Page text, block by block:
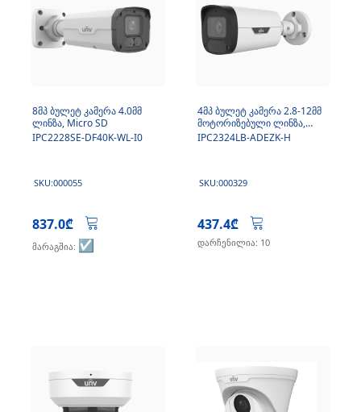
8მპ ბულეტ კამერა 4.0მმ
ლინზა, Micro SD
IPC2228SE-DF40K-WL-I0
SKU:000055
837.0₾
მარაგშია: ☑️
4მპ ბულეტ კამერა 2.8-12მმ
მოტორიზებული ლინზა,
Micro SD, მიკროფონი
IPC2324LB-ADEZK-H
SKU:000329
437.4₾
დარჩენილია: 10